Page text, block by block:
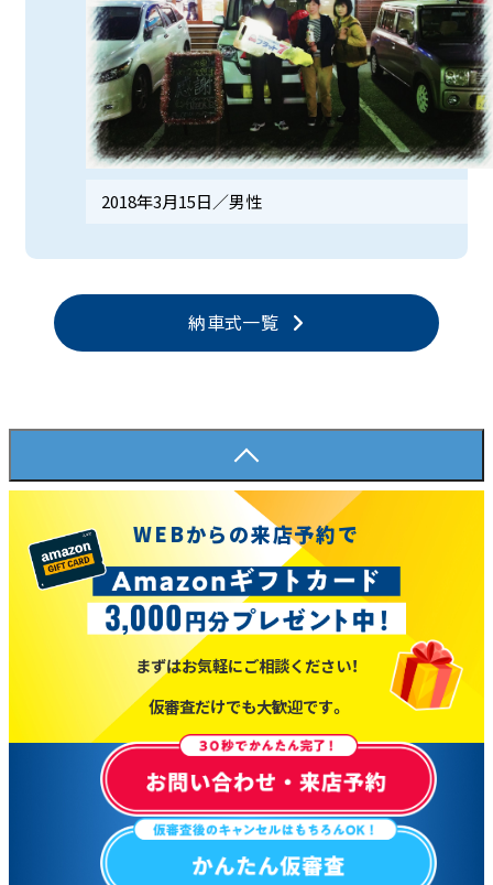
2018年3月15日／男性
納車式一覧
WEBからの来店予約で
まずはお気軽にご相談ください！
仮審査だけでも大歓迎です。